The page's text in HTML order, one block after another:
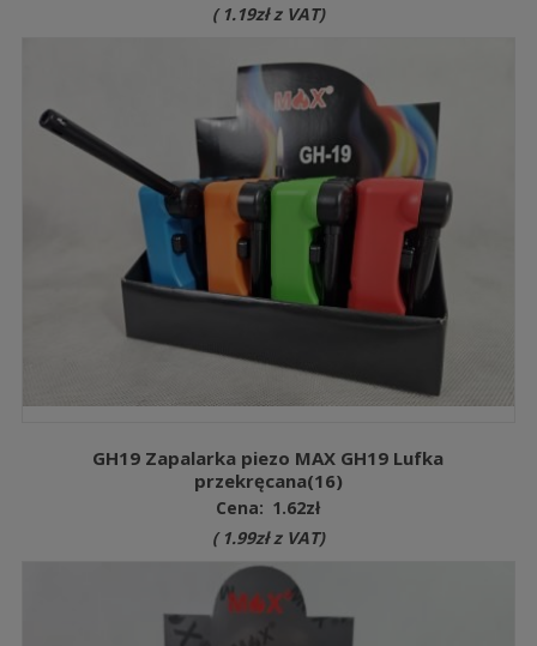
( 1.19złz VAT)
GH19 Zapalarka piezo MAX GH19 Lufka
przekręcana(16)
Cena: 1.62zł
( 1.99złz VAT)